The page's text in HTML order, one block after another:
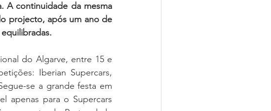
A continuidade da mesma
projecto, após um ano de
do Algarve, entre 15 e
Iberian Supercars,
se a grande festa em
apenas para o Supercars